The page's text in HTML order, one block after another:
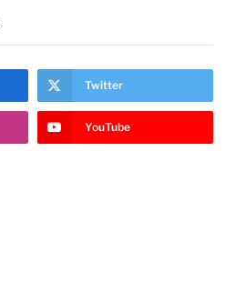
Twitter
YouTube